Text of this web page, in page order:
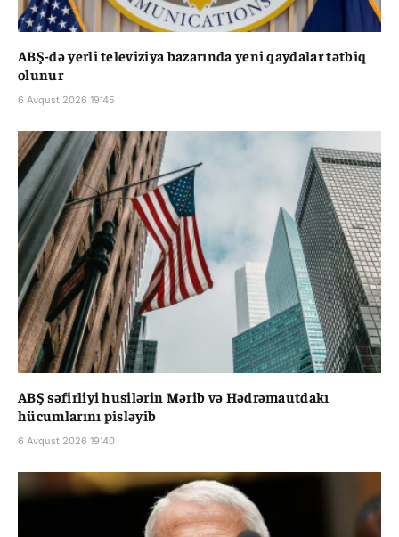
ABŞ-də yerli televiziya bazarında yeni qaydalar tətbiq
olunur
6 Avqust 2026 19:45
ABŞ səfirliyi husilərin Mərib və Hədrəmautdakı
hücumlarını pisləyib
6 Avqust 2026 19:40